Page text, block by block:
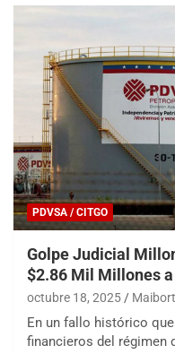
PDVSA / CITGO
Golpe Judicial
$2.86 Mil Millones
octubre 18, 2025
En un fallo histórico
financieros del régimen